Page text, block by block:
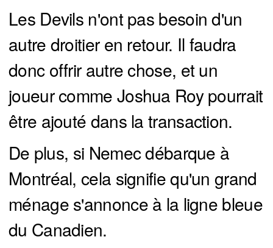
Les Devils n'ont pas besoin d'un
autre droitier en retour. Il faudra
donc offrir autre chose, et un
joueur comme Joshua Roy pourrait
être ajouté dans la transaction.
De plus, si Nemec débarque à
Montréal, cela signifie qu'un grand
ménage s'annonce à la ligne bleue
du Canadien.